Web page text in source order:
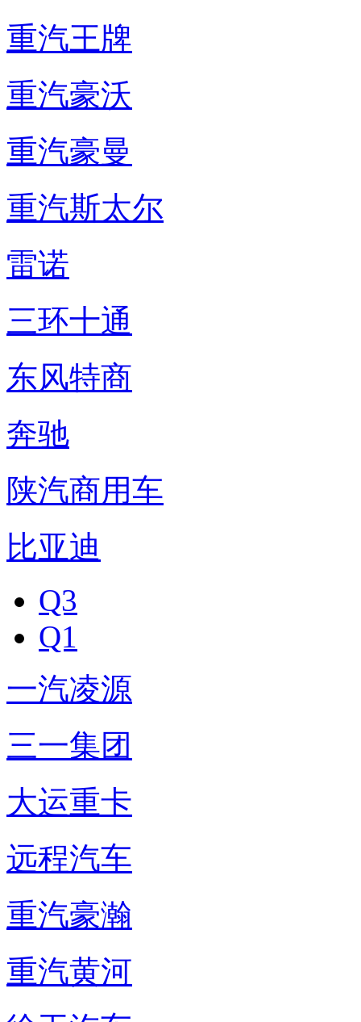
重汽王牌
重汽豪沃
重汽豪曼
重汽斯太尔
雷诺
三环十通
东风特商
奔驰
陕汽商用车
比亚迪
Q3
Q1
一汽凌源
三一集团
大运重卡
远程汽车
重汽豪瀚
重汽黄河